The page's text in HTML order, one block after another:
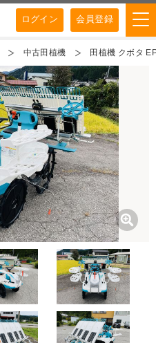
ログイン 会員登録
中古田植機 田植機 クボタ